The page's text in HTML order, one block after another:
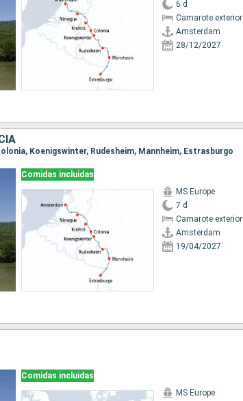
6 d
Camarote exterior
Amsterdam
28/12/2027
Koenigswinter, Rudesheim, Mannheim, Estrasburgo
Comidas incluidas
MS Europe
7 d
Camarote exterior
Amsterdam
19/04/2027
Comidas incluidas
MS Europe